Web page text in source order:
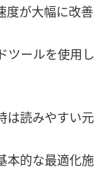
度が大幅に改
ールを使用
読みやすい
本的な最適化